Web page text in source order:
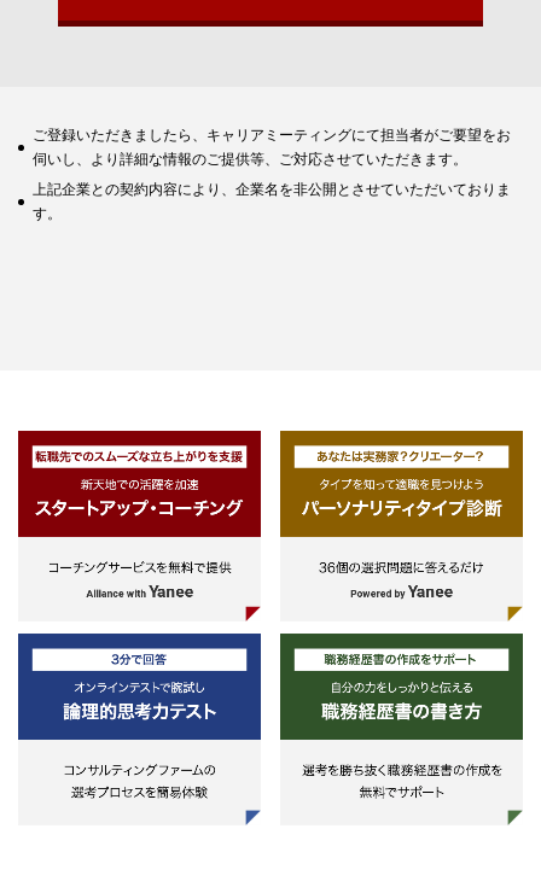
ご登録いただきましたら、キャリアミーティングにて担当者がご要望をお
伺いし、より詳細な情報のご提供等、ご対応させていただきます。
上記企業との契約内容により、企業名を非公開とさせていただいておりま
す。